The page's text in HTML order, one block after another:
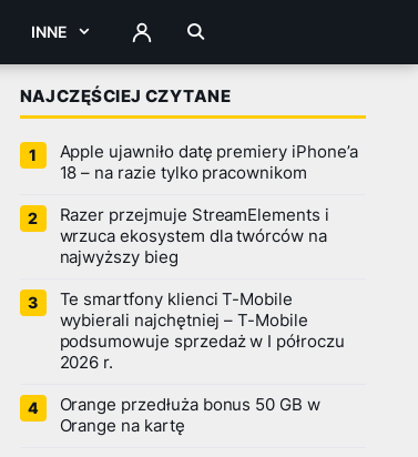
INNE ZALOGUJ
NAJCZĘŚCIEJ CZYTANE
Apple ujawniło datę premiery iPhone’a
18 – na razie tylko pracownikom
Razer przejmuje StreamElements i
wrzuca ekosystem dla twórców na
najwyższy bieg
Te smartfony klienci T-Mobile
wybierali najchętniej – T-Mobile
podsumowuje sprzedaż w I półroczu
2026 r.
Orange przedłuża bonus 50 GB w
Orange na kartę